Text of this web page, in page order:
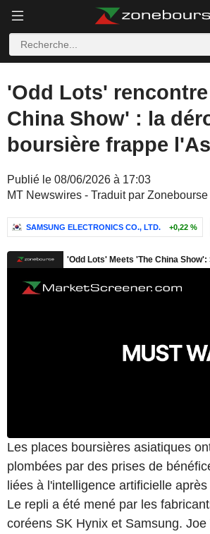
'Odd Lots'
China Show' : la
boursière frappe
Publié le 08/06/2026 à 17:03
MT Newswires - Traduit par Zonebourse
SAMSUNG ELECTRONICS CO., LTD. +0,22 %
Les places boursières asiatiques
plombées par des prises de
liées à l'intelligence artificielle
Le repli a été mené par les
coréens SK Hynix et Samsung.